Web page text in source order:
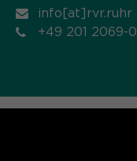
info[at]rvr.ruhr
+49 201 2069-0